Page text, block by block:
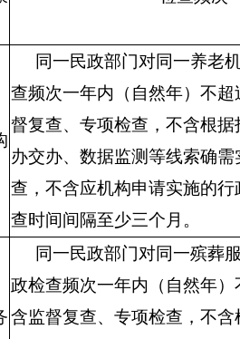
同一民政部门对同一养老
查频次一年内（自然年）不超
督复查、专项检查，不含根
办交办、数据监测等线索确需
查，不含应机构申请实施的行
查时间间隔至少三个月。
同一民政部门对同一殡葬
政检查频次一年内（自然年）
含监督复查、专项检查，不含